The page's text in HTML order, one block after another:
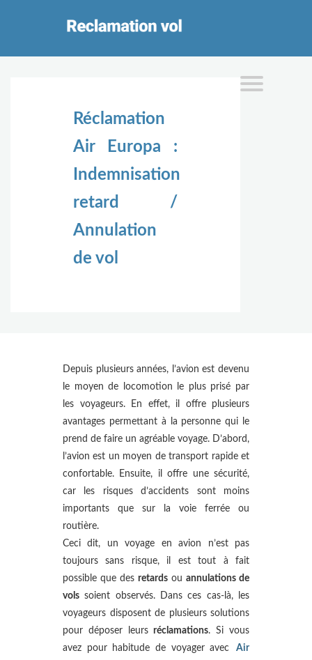
Réclamation
Air Europa :
Indemnisation
retard /
Annulation
de vol
Depuis plusieurs années, l’avion est devenu
le moyen de locomotion le plus prisé par
les voyageurs. En effet, il offre plusieurs
avantages permettant à la personne qui le
prend de faire un agréable voyage. D’abord,
l’avion est un moyen de transport rapide et
confortable. Ensuite, il offre une sécurité,
car les risques d’accidents sont moins
importants que sur la voie ferrée ou
routière.
Ceci dit, un voyage en avion n’est pas
toujours sans risque, il est tout à fait
possible que des retardsou annulations de
vols soient observés. Dans ces cas-là, les
voyageurs disposent de plusieurs solutions
pour déposer leursréclamations. Si vous
avez pour habitude de voyager avec
Air